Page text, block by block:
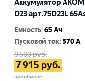
Аккумулятор AKOM
D23 арт.75D23L
Емкость:65 Ач
Пусковой ток:570 A
8 500руб.
7 915 руб.
при обмене